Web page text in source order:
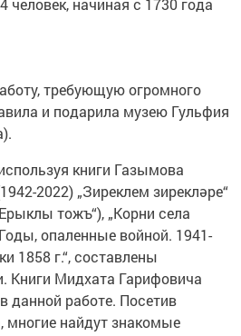
человек, начиная с 1730 года
требующую огромного
и подарила музею Гульфия
книги Газымова
2022) „Зиреклем зирекләре“
тожъ“), „Корни села
опаленные войной. 1941-
1858 г.“, составлены
Книги Мидхата Гарифовича
работе. Посетив
многие найдут знакомые